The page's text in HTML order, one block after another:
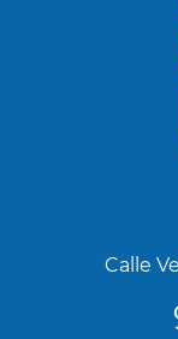
Calle